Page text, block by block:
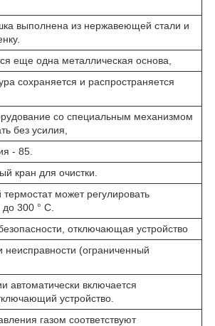
выполнена из нержавеющей стали и
еще одна металлическая основа,
сохраняется и распространяется
со специальным механизмом
без усилия,
- 85.
кран для очистки.
может регулировать
300 ° C.
отключающая устройство
неисправности (ограниченный
автоматически включается
устройство.
газом соответствуют